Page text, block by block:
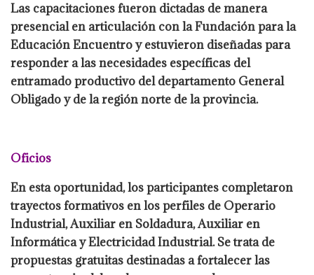
Las capacitaciones fueron dictadas de manera
presencial en articulación con la Fundación para la
Educación Encuentro y estuvieron diseñadas para
responder a las necesidades específicas del
entramado productivo del departamento General
Obligado y de la región norte de la provincia.
Oficios
En esta oportunidad, los participantes completaron
trayectos formativos en los perfiles de Operario
Industrial, Auxiliar en Soldadura, Auxiliar en
Informática y Electricidad Industrial. Se trata de
propuestas gratuitas destinadas a fortalecer las